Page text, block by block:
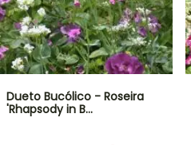
Dueto Bucólico - Roseira
'Rhapsody in B…